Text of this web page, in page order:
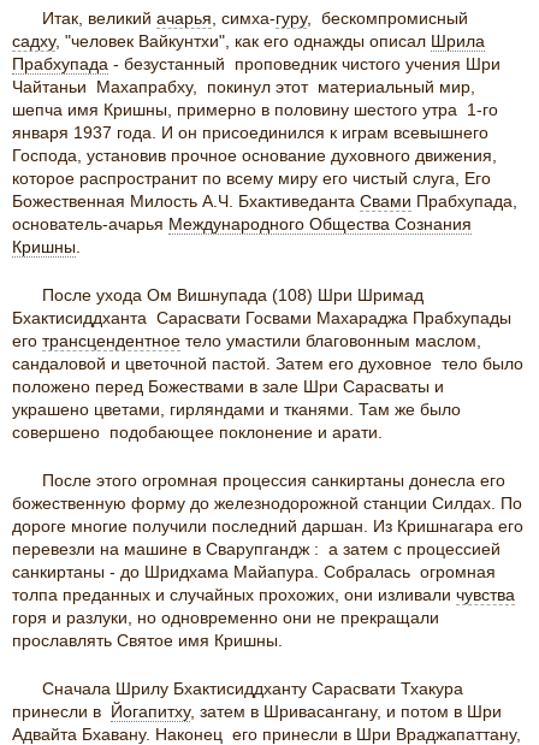
Итак, великий ачарья , симха-гуру, бескомпромисный
садху, "человек Вайкунтхи", как его однажды описал Шрила
Прабхупада - безустанный проповедник чистого учения Шри
Чайтаньи Махапрабху, покинул этот материальный мир,
шепча имя Кришны, примерно в половину шестого утра 1-го
января 1937 года. И он присоединился к играм всевышнего
Господа, установив прочное основание духовного движения,
которое распространит по всему миру его чистый слуга, Его
Божественная Милость А.Ч. Бхактиведанта Свами Прабхупада,
основатель-ачарья Международного Общества Сознания
Кришны
После ухода Ом Вишнупада (108) Шри Шримад
Бхактисиддханта Сарасвати Госвами Махараджа Прабхупады
его трансцендентное тело умастили благовонным маслом,
сандаловой и цветочной пастой. Затем его духовное тело было
положено перед Божествами в зале Шри Сарасваты и
украшено цветами, гирляндами и тканями. Там же было
совершено подобающее поклонение и арати.
После этого огромная процессия санкиртаны донесла его
божественную форму до железнодорожной станции Силдах. По
дороге многие получили последний даршан. Из Кришнагара его
перевезли на машине в Сварупгандж : а затем с процессией
санкиртаны - до Шридхама Майапура. Собралась огромная
толпа преданных и случайных прохожих, они изливали чувства
горя и разлуки, но одновременно они не прекращали
прославлять Святое имя Кришны.
Сначала Шрилу Бхактисиддханту Сарасвати Тхакура
принесли в Йогапитху, затем в Шривасангану, и потом в Шри
Адвайта Бхавану. Наконец его принесли в Шри Враджапаттану,